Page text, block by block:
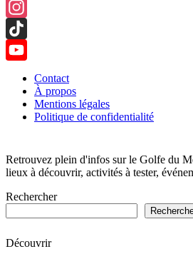
Facebook
Instagram
TikTok
Channel
Contact
À propos
Mentions légales
Politique de confidentialité
Retrouvez plein d'infos sur le Golfe du
lieux à découvrir, activités à tester,
Rechercher
Découvrir